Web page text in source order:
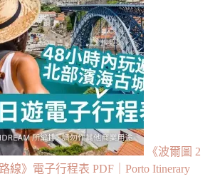
《波爾圖 2
線》電子行程表 PDF｜Porto Itinerary